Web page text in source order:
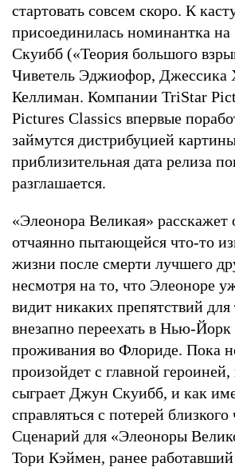
стартовать совсем скоро. К
присоединилась номинантка
Скуибб («Теория большого
Чиветель Эджиофор, Джессика
Келлиман. Компании TriStar
Pictures Classics впервые
займутся дистрибуцией
приблизительная дата релиза
разглашается.
«Элеонора Великая» расскажет
отчаянно пытающейся что-то
жизни после смерти лучшего
несмотря на то, что Элеоноре
видит никаких препятствий для
внезапно переехать в Нью-Йорк
проживания во Флориде. Пока
произойдет с главной
сыграет Джун Скуибб, и как
справляться с потерей близкого
Сценарий для «Элеоноры
Тори Кэймен, ранее